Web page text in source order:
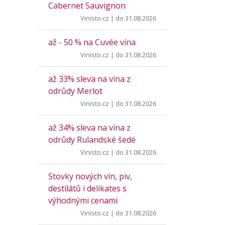
Cabernet Sauvignon
Vinisto.cz | do 31.08.2026
až - 50 % na Cuvée vína
Vinisto.cz | do 31.08.2026
až 33% sleva na vína z
odrůdy Merlot
Vinisto.cz | do 31.08.2026
až 34% sleva na vína z
odrůdy Rulandské šedé
Vinisto.cz | do 31.08.2026
Stovky nových vín, piv,
destilátů i delikates s
výhodnými cenami
Vinisto.cz | do 31.08.2026